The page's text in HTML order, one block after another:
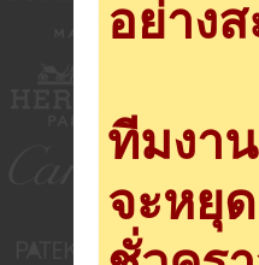
อย่าง
ทีมงา
จะหยุด